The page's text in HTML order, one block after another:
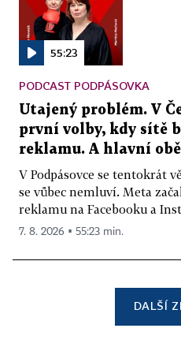
55:23
PODCAST PODPÁSOVKA
Utajený problém. V
první volby, kdy sítě
reklamu. A hlavní
V Podpásovce se tentokrát
se vůbec nemluví. Meta
reklamu na Facebooku a
7. 8. 2026 ▪ 55:23 min.
DALŠÍ